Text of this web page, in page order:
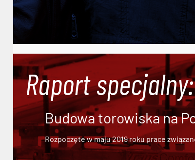
Raport
Budowa torowiska na
Rozpoczęte w maju 2019 roku prace